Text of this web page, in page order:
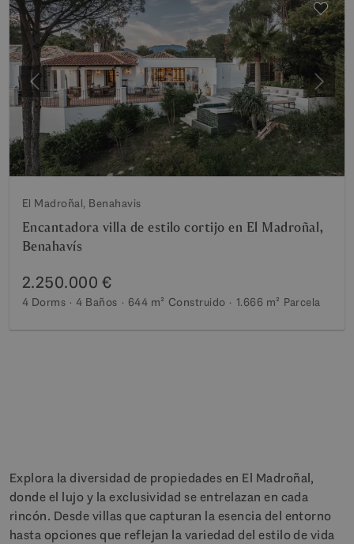
Anterior
El Madroñal, Benahavis
Encantadora villa de estilo cortijo en El Madroñal,
Benahavís
2.250.000 €
4 Dorms 4 Baños 644 m² Construido 1.666 m² Parcela
Explora la diversidad de propiedades en El Madroñal,
donde el lujo y la exclusividad se entrelazan en cada
rincón. Desde villas que capturan la esencia del entorno
hasta opciones que reflejan la variedad del estilo de vida